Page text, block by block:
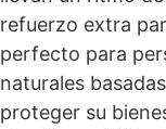
refuerzo extra
perfecto para
naturales
proteger su